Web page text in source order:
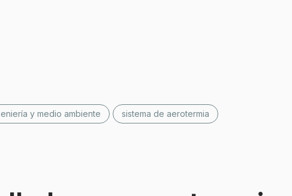
y medio ambiente sistema de aerotermia